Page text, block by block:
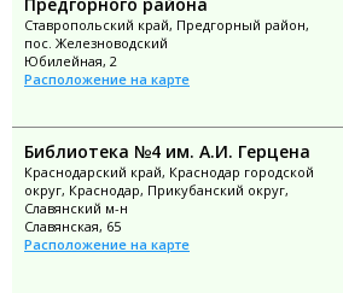
Ставропольский край, Предгорный район,
пос. Железноводский
Юбилейная, 2
Расположение на карте
Библиотека №4 им. А.И. Герцена
Краснодарский край, Краснодар городской
округ, Краснодар, Прикубанский округ,
Славянский м-н
Славянская, 65
Расположение на карте